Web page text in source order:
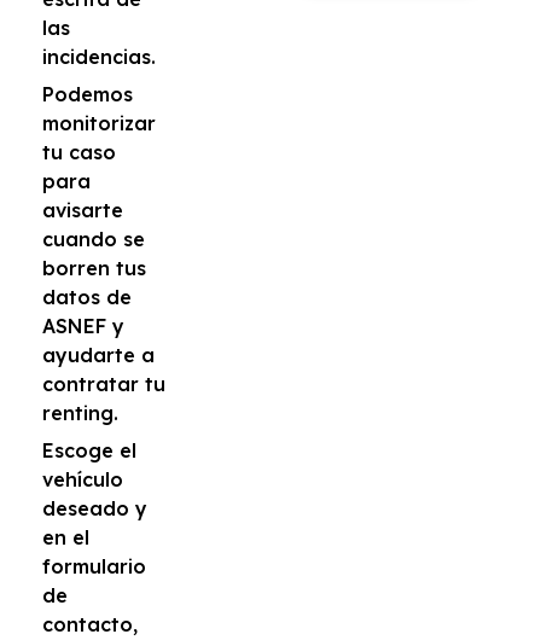
las
incidencias.
Podemos
monitorizar
tu caso
para
avisarte
cuando se
borren tus
datos de
ASNEF y
ayudarte a
contratar tu
renting.
Escoge el
vehículo
deseado y
en el
formulario
de
contacto,